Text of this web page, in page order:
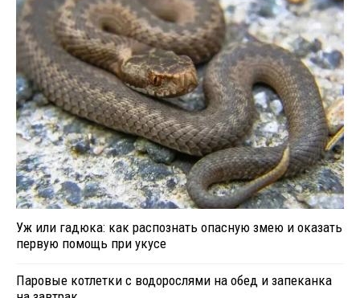
Уж или гадюка: как распознать опасную змею и оказать
первую помощь при укусе
Паровые котлетки с водорослями на обед и запеканка